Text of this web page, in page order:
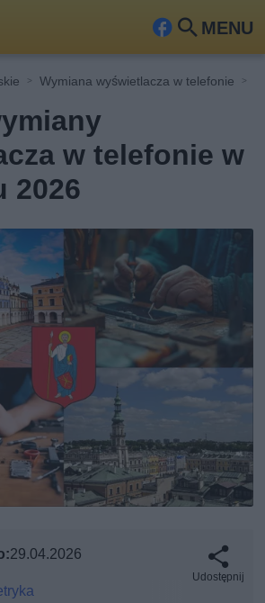
MENU
Fa
ook
Szu
kaj
Wymiana wyświetlacza w telefonie
w telefonie w
2026
29.04.2026
Udostępnij